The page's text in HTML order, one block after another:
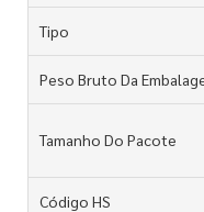
Tipo
Peso Bruto Da
Tamanho Do Pacote
Código HS